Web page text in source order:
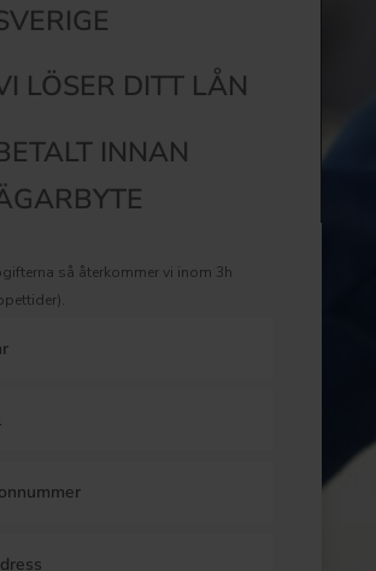
LÖSER DITT LÅN
INNAN
så återkommer vi inom 3h